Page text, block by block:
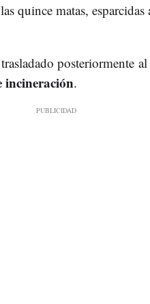
quince matas,
posteriormente
incineración.